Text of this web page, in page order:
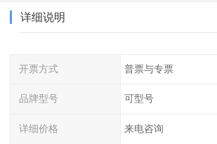
详细说明
开票方式 普票与专票
品牌型号 可型号
详细价格 来电咨询